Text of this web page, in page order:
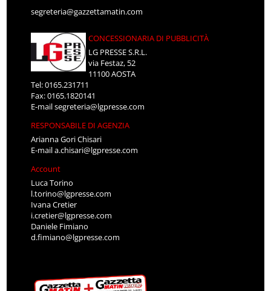
segreteria@gazzettamatin.com
CONCESSIONARIA DI PUBBLICITÀ
LG PRESSE S.R.L.
via Festaz, 52
11100 AOSTA
Tel: 0165.231711
Fax: 0165.1820141
E-mailsegreteria@lgpresse.com
RESPONSABILE DI AGENZIA
Arianna Gori Chisari
E-maila.chisari@lgpresse.com
Account
Luca Torino
l.torino@lgpresse.com
Ivana Cretier
i.cretier@lgpresse.com
Daniele Fimiano
d.fimiano@lgpresse.com